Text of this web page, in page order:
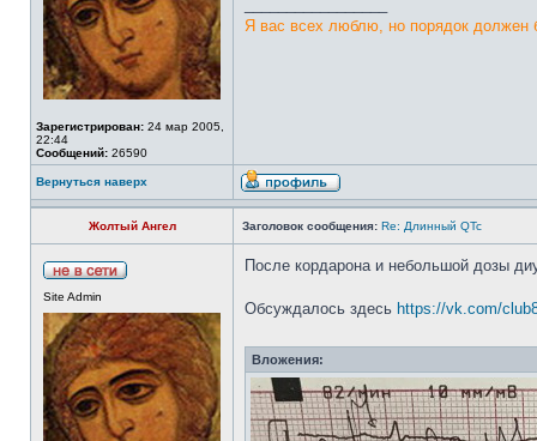
Зарегистрирован: 24 мар 2005,
22:44
Сообщений: 26590
Я вас всех люблю, но порядок должен
Вернуться наверх
Жолтый Ангел Заголовок сообщения: Re: Длинный QTc
Site Admin
После кордарона и небольшой дозы
Обсуждалось здесь https://vk.com/
Вложения: